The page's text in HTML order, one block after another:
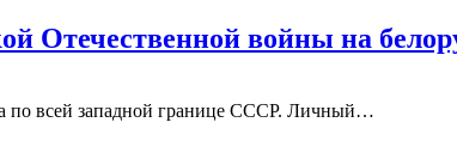
Отечественной войны на
по всей западной границе СССР. Личный…